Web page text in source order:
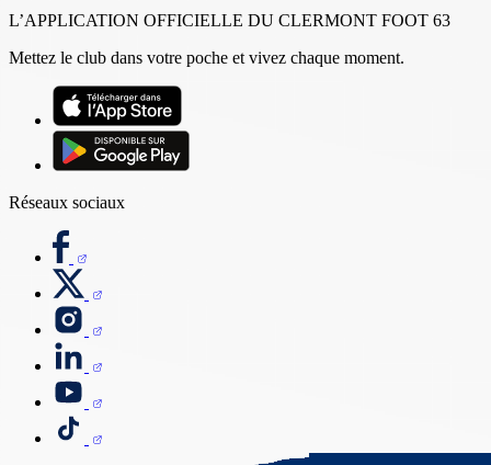
L’APPLICATION OFFICIELLE DU CLERMONT FOOT 63
Mettez le club dans votre poche et vivez chaque moment.
Réseaux sociaux